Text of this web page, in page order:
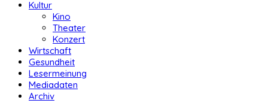
Kultur
Kino
Theater
Konzert
Wirtschaft
Gesundheit
Lesermeinung
Mediadaten
Archiv